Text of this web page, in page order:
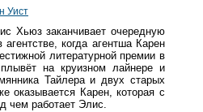
Уист
Хьюз заканчивает очередную
когда агентша Карен
литературной премии в
на круизном лайнере и
Тайлера и двух старых
оказывается Карен, которая с
чем работает Элис.